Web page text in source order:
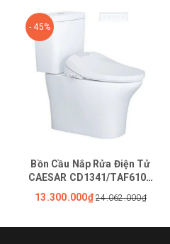
- 45%
Bồn Cầu Nắp Rửa Điện Tử
CAESAR CD1341/TAF610H
Tự Động Đóng Mở Nắp
13.300.000₫ 24.062.000₫